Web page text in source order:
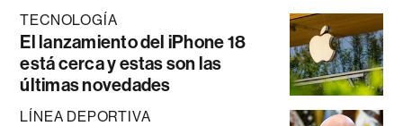
TECNOLOGÍA
El lanzamiento del iPhone 18
está cerca y estas son las
últimas novedades
LÍNEA DEPORTIVA